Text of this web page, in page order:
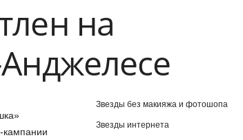
на
Звезды без макияжа и фотошопа
Звезды интернета